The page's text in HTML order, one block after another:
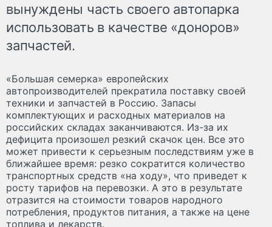
вынуждены часть своего автопарка
использовать в качестве «доноров»
запчастей.
«Большая семерка» европейских
автопроизводителей прекратила поставку своей
техники и запчастей в Россию. Запасы
комплектующих и расходных материалов на
российских складах заканчиваются. Из-за их
дефицита произошел резкий скачок цен. Все это
может привести к серьезным последствиям уже в
ближайшее время: резко сократится количество
транспортных средств «на ходу», что приведет к
росту тарифов на перевозки. А это в результате
отразится на стоимости товаров народного
потребления, продуктов питания, а также на цене
топлива и лекарств.